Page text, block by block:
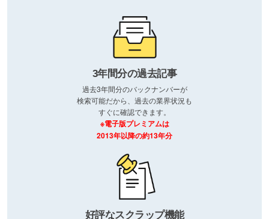
3年間分の過去記事
過去3年間分のバックナンバーが
検索可能だから、過去の業界状況も
すぐに確認できます。
※電子版プレミアムは
2013年以降の約13年分
好評なスクラップ機能